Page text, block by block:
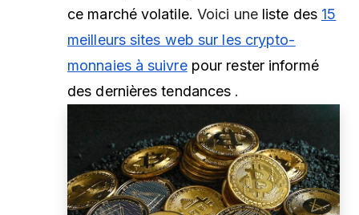
ce marché volatile.Voici une liste des 15
meilleurs sites web sur les crypto-
monnaies à suivrepour rester informé
des dernières tendances .